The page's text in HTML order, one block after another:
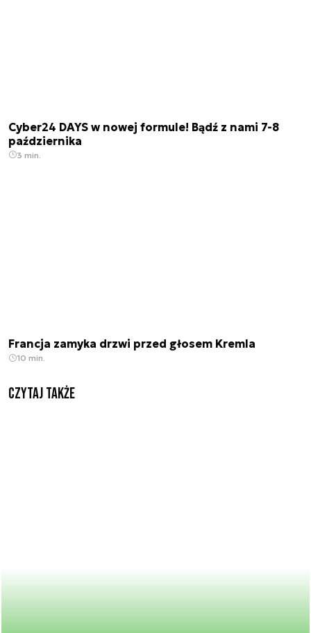
Cyber24 DAYS w nowej formule! Bądź z nami 7-8
października
3 min.
Francja zamyka drzwi przed głosem Kremla
10 min.
Czytaj także